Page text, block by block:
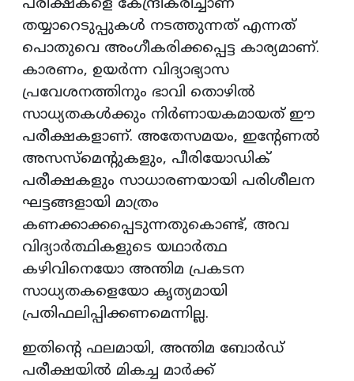
പരീക്ഷകളെ കേന്ദ്രീകരിച്ചാണ്
തയ്യാറെടുപ്പുകള്‍ നടത്തുന്നത് എന്നത്
പൊതുവെ അംഗീകരിക്കപ്പെട്ട കാര്യമാണ്.
കാരണം, ഉയര്‍ന്ന വിദ്യാഭ്യാസ
പ്രവേശനത്തിനും ഭാവി തൊഴില്‍
സാധ്യതകള്‍ക്കും നിര്‍ണായകമായത് ഈ
പരീക്ഷകളാണ്. അതേസമയം, ഇന്റേണല്‍
അസസ്മെന്റുകളും, പീരിയോഡിക്
പരീക്ഷകളും സാധാരണയായി പരിശീലന
ഘട്ടങ്ങളായി മാത്രം
കണക്കാക്കപ്പെടുന്നതുകൊണ്ട്, അവ
വിദ്യാര്‍ത്ഥികളുടെ യഥാര്‍ത്ഥ
കഴിവിനെയോ അന്തിമ പ്രകടന
സാധ്യതകളെയോ കൃത്യമായി
പ്രതിഫലിപ്പിക്കണമെന്നില്ല.
ഇതിന്റെ ഫലമായി, അന്തിമ ബോര്‍ഡ്
പരീക്ഷയില്‍ മികച്ച മാര്‍ക്ക്